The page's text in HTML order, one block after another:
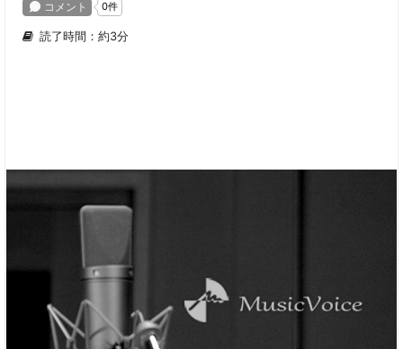
読了時間：約3分